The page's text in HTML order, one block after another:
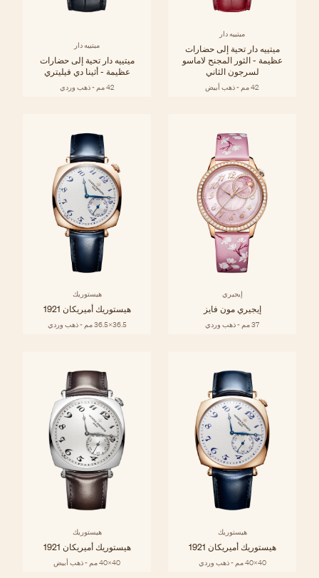
ميتييه دار
ميتييه دار تحية إلى حضارات
عظيمة - الثور المجنح لاماسو
لسرجون الثاني
42 مم - ذهب أبيض
ميتييه دار
ميتييه دار تحية إلى حضارات
عظيمة - أثينا دي فيليتري
42 مم - ذهب وردي
إيجيري
إيجيري مون فايز
37 مم - ذهب وردي
هيستوريك
هيستوريك أميريكان 1921
36.5x36.5 مم - ذهب وردي
هيستوريك
هيستوريك أميريكان 1921
40x40 مم - ذهب وردي
هيستوريك
هيستوريك أميريكان 1921
40x40 مم - ذهب أبيض